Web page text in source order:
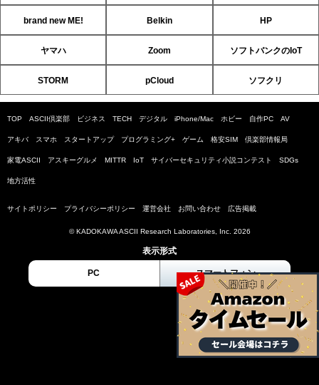
brand new ME! Belkin HP
ヤマハ Zoom ソフトバンクのIoT
STORM pCloud ソフクリ
TOP ASCII倶楽部 ビジネス TECH デジタル iPhone/Mac ホビー 自作PC AV
アキバ スマホ スタートアップ プログラミング+ ゲーム 格安SIM 倶楽部情報局
家電ASCII アスキーグルメ MITTR IoT サイバーセキュリティ小説コンテスト SDGs
地方活性
サイトポリシー プライバシーポリシー 運営会社 お問い合わせ 広告掲載
© KADOKAWA ASCII Research Laboratories, Inc. 2026
表示形式
PC スマートフォン